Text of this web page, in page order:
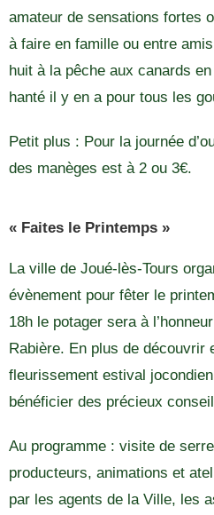
amateur de sensations fortes
à faire en famille ou entre
huit à la pêche aux canards
hanté il y en a pour tous les
Petit plus : Pour la journée
des manèges est à 2 ou 3€.
« Faites le Printemps »
La ville de Joué-lès-Tours
évènement pour fêter le
18h le potager sera à
Rabière. En plus de découvrir
fleurissement estival
bénéficier des précieux
Au programme : visite de
producteurs, animations et
par les agents de la Ville, les